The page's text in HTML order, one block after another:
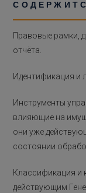
Правовые рамки,
отчёта.
Идентификация и
Инструменты
влияющие на
они уже
состоянии
Классификация и
действующим